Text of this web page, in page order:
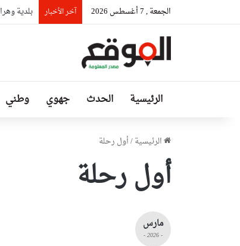
الجمعة , 7 أغسطس 2026 آخر الأخبار بلدية
الرئيسية الحدث جهوي وطني
الرئيسية/أول رحلة
أول رحلة
مارس
- 2026 -